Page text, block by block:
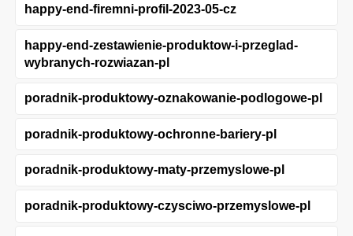
happy-end-firemni-profil-2023-05-cz
happy-end-zestawienie-produktow-i-przeglad-
wybranych-rozwiazan-pl
poradnik-produktowy-oznakowanie-podlogowe-pl
poradnik-produktowy-ochronne-bariery-pl
poradnik-produktowy-maty-przemyslowe-pl
poradnik-produktowy-czysciwo-przemyslowe-pl